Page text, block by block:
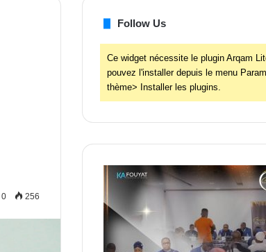
0 256
Follow Us
Ce widget nécessite le plugin Arqam
pouvez l'installer depuis le menu
thème> Installer les plugins.